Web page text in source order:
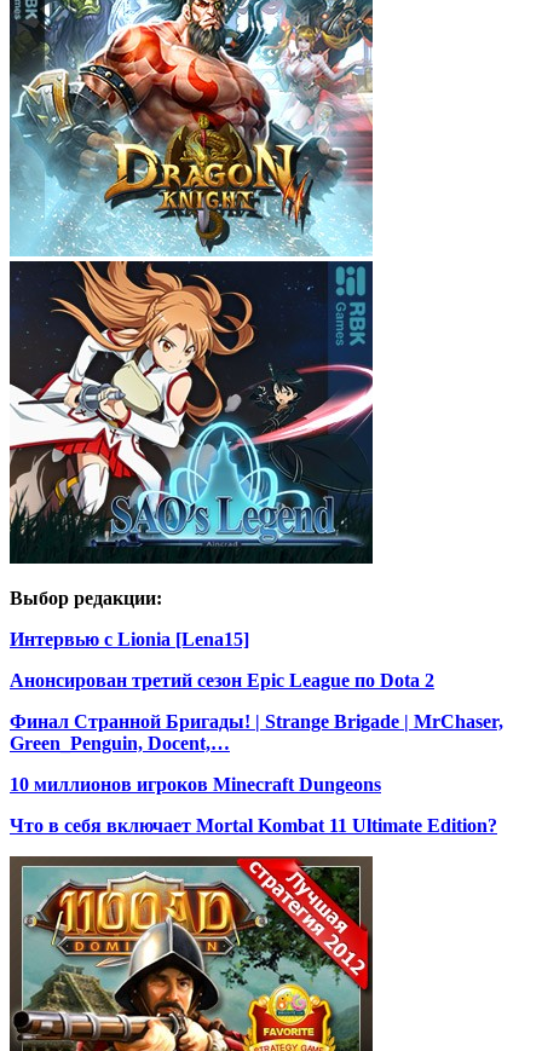
Выбор редакции:
Интервью с Lionia [Lena15]
Анонсирован третий сезон Epic League по Dota 2
Финал Странной Бригады! | Strange Brigade | MrChaser,
Green_Penguin, Docent,…
10 миллионов игроков Minecraft Dungeons
Что в себя включает Mortal Kombat 11 Ultimate Edition?